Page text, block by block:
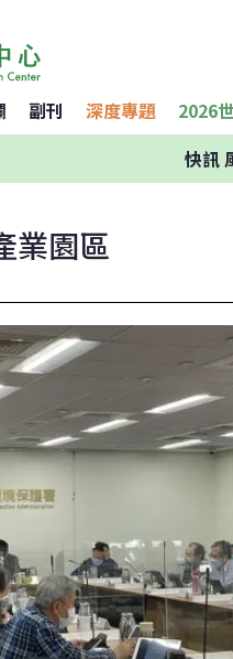
副刊 深度專題 2026
快訊
業園區